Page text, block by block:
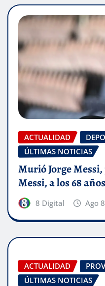
ACTUALIDAD
ÚLTIMAS NOTICIAS
Murió Jorge
Messi, a los 68 años
8 Digital Ago
ACTUALIDAD
ÚLTIMAS NOTICIAS